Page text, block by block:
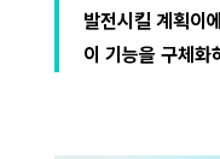
발전시킬 계획이
이 기능을 구체화